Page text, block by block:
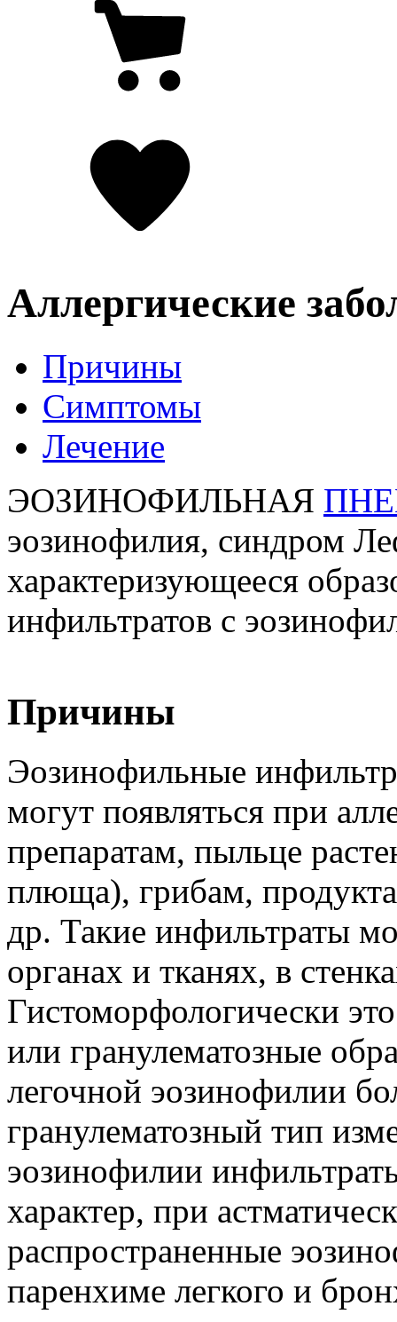
Аллергические
Причины
Симптомы
Лечение
ЭОЗИНОФИЛЬНАЯ
эозинофилия, синдром
характеризующееся
инфильтратов с
Причины
Эозинофильные
могут появляться при
препаратам, пыльце
плюща), грибам,
др. Такие инфильтраты
органах и тканях, в
Гистоморфологически
или гранулематозные
легочной эозинофилии
гранулематозный тип
эозинофилии
характер, при
распространенные
паренхиме легкого и